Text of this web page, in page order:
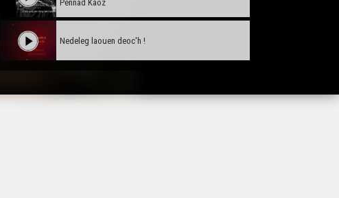
Pennad Kaoz
Nedeleg laouen deoc'h !